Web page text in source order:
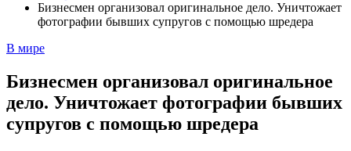
Бизнесмен организовал оригинальное дело. Уничтожает
фотографии бывших супругов с помощью шредера
В мире
Бизнесмен организовал оригинальное
дело. Уничтожает фотографии бывших
супругов с помощью шредера